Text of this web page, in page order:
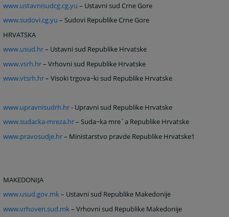
www.ustavnisudcg.cg.yu – Ustavni sud Crne Gore
www.sudovi.cg.yu – Sudovi Republike Crne Gore
HRVATSKA
www.usud.hr– Ustavni sud Republike Hrvatske
www.vsrh.hr– Vrhovni sud Republike Hrvatske
www.vtsrh.hr– Visoki trgova~ki sud Republike Hrvatske
www.upravnisudrh.hr- Upravni sud Republike Hrvatske
www.sudacka-mreza.hr– Suda~ka mre`a Republike Hrvatske
www.pravosudje.hr– Ministarstvo pravde Republike Hrvatske1
MAKEDONIJA
www.usud.gov.mk– Ustavni sud Republike Makedonije
www.vrhoven.sud.mk – Vrhovni sud Republike Makedonije